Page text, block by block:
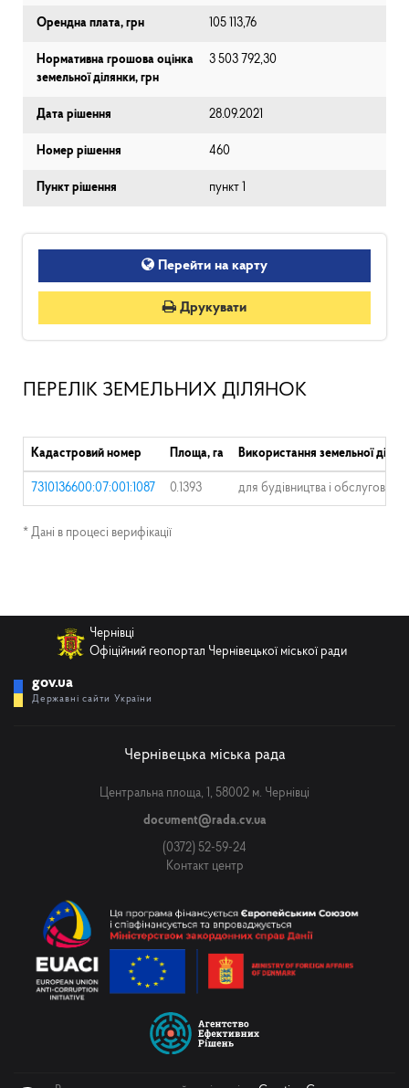
Орендна плата, грн 105 113,76
Нормативна грошова оцінка
земельної ділянки, грн
3 503 792,30
Дата рішення 28.09.2021
Номер рішення 460
Пункт рішення пункт 1
Перейти на карту
Друкувати
ПЕРЕЛІК ЗЕМЕЛЬНИХ ДІЛЯНОК
Кадастровий номер Площа, га Використання земельної
7310136600:07:001:1087 0.1393 для будівництва і
* Дані в процесі верифікації
Чернівці
Офіційний геопортал Чернівецької міської ради
gov.ua
Державні сайти України
Чернівецька міська рада
Центральна площа, 1, 58002 м. Чернівці
document@rada.cv.ua
(0372) 52-59-24
Контакт центр